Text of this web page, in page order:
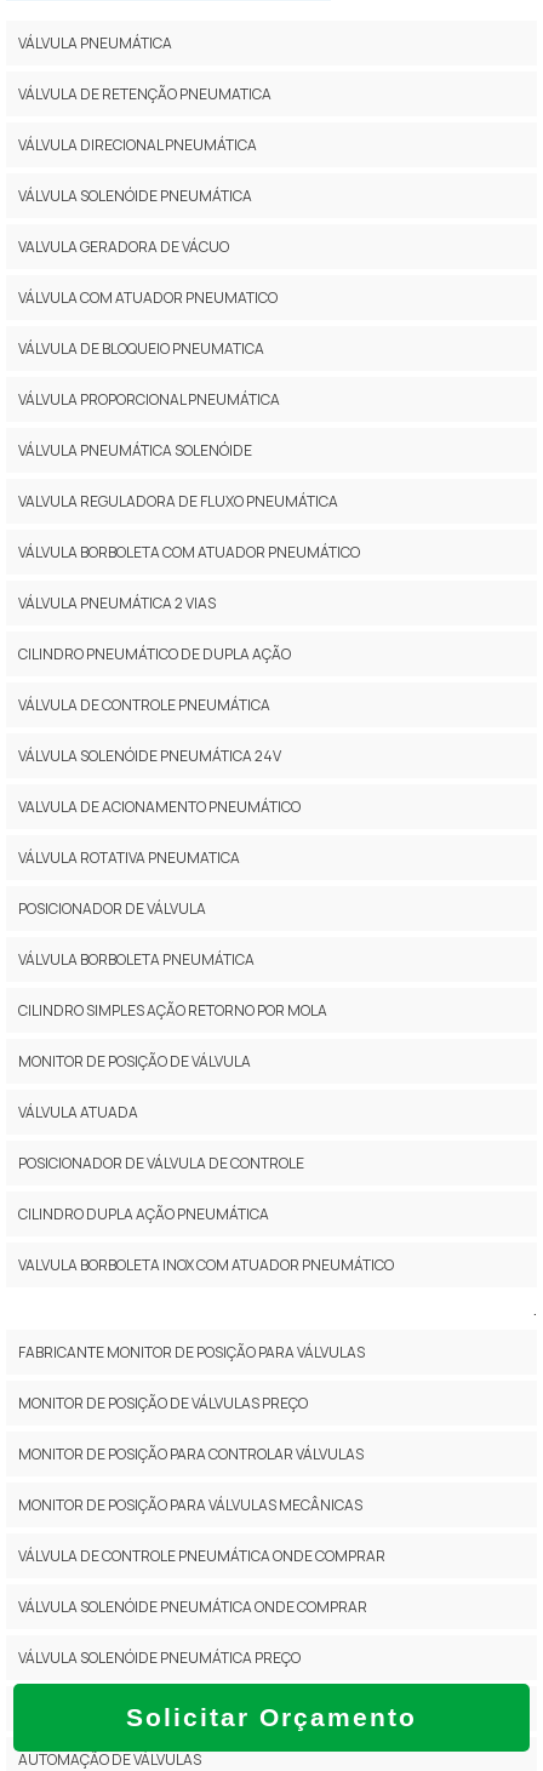
Solicitar Orçamento
VÁLVULA PNEUMÁTICA
VÁLVULA DE RETENÇÃO PNEUMATICA
VÁLVULA DIRECIONAL PNEUMÁTICA
VÁLVULA SOLENÓIDE PNEUMÁTICA
VALVULA GERADORA DE VÁCUO
VÁLVULA COM ATUADOR PNEUMATICO
VÁLVULA DE BLOQUEIO PNEUMATICA
VÁLVULA PROPORCIONAL PNEUMÁTICA
VÁLVULA PNEUMÁTICA SOLENÓIDE
VALVULA REGULADORA DE FLUXO PNEUMÁTICA
VÁLVULA BORBOLETA COM ATUADOR PNEUMÁTICO
VÁLVULA PNEUMÁTICA 2 VIAS
CILINDRO PNEUMÁTICO DE DUPLA AÇÃO
VÁLVULA DE CONTROLE PNEUMÁTICA
VÁLVULA SOLENÓIDE PNEUMÁTICA 24V
VALVULA DE ACIONAMENTO PNEUMÁTICO
VÁLVULA ROTATIVA PNEUMATICA
POSICIONADOR DE VÁLVULA
VÁLVULA BORBOLETA PNEUMÁTICA
CILINDRO SIMPLES AÇÃO RETORNO POR MOLA
MONITOR DE POSIÇÃO DE VÁLVULA
VÁLVULA ATUADA
POSICIONADOR DE VÁLVULA DE CONTROLE
CILINDRO DUPLA AÇÃO PNEUMÁTICA
VALVULA BORBOLETA INOX COM ATUADOR PNEUMÁTICO
.
FABRICANTE MONITOR DE POSIÇÃO PARA VÁLVULAS
MONITOR DE POSIÇÃO DE VÁLVULAS PREÇO
MONITOR DE POSIÇÃO PARA CONTROLAR VÁLVULAS
MONITOR DE POSIÇÃO PARA VÁLVULAS MECÂNICAS
VÁLVULA DE CONTROLE PNEUMÁTICA ONDE COMPRAR
VÁLVULA SOLENÓIDE PNEUMÁTICA ONDE COMPRAR
VÁLVULA SOLENÓIDE PNEUMÁTICA PREÇO
VÁLVULAS PNEUMÁTICAS PARA AUTOMAÇÃO
AUTOMAÇÃO DE VÁLVULAS